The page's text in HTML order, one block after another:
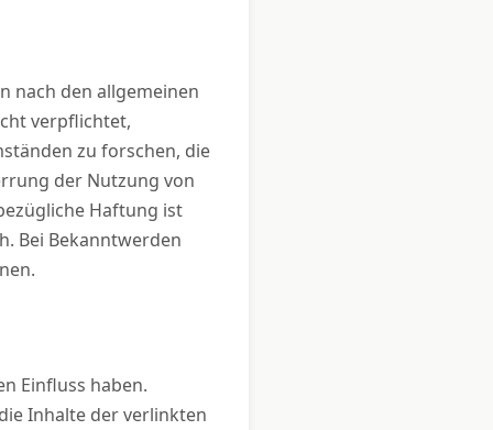
nach den allgemeinen
verpflichtet,
zu forschen, die
der Nutzung von
Haftung ist
Bei Bekanntwerden
Einfluss haben.
Inhalte der verlinkten